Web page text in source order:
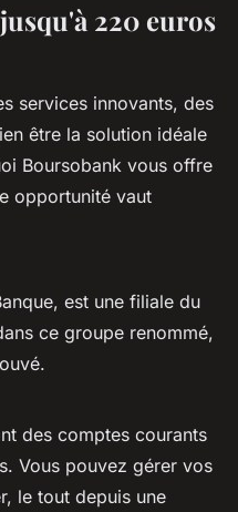
220 euros
services innovants, des
être la solution idéale
Boursobank vous offre
opportunité vaut
est une filiale du
ce groupe renommé,
des comptes courants
Vous pouvez gérer vos
le tout depuis une